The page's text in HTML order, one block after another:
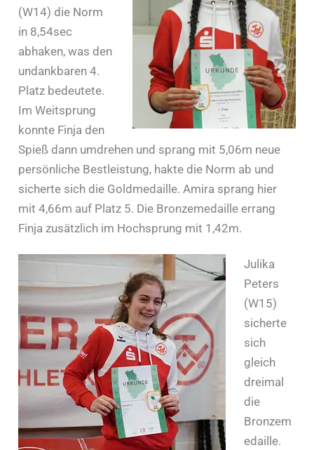
(W14) die Norm
in 8,54sec
abhaken, was den
undankbaren 4.
Platz bedeutete.
Im Weitsprung
konnte Finja den
Spieß dann umdrehen und sprang mit 5,06m neue
persönliche Bestleistung, hakte die Norm ab und
sicherte sich die Goldmedaille. Amira sprang hier
mit 4,66m auf Platz 5. Die Bronzemedaille errang
Finja zusätzlich im Hochsprung mit 1,42m.
Julika
Peters
(W15)
sicherte
sich
gleich
dreimal
die
Bronzem
edaille.